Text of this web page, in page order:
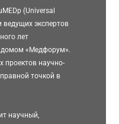
(Universal
ведущих экспертов
лет
домом «Медфорум».
проектов научно-
точкой в
научный,